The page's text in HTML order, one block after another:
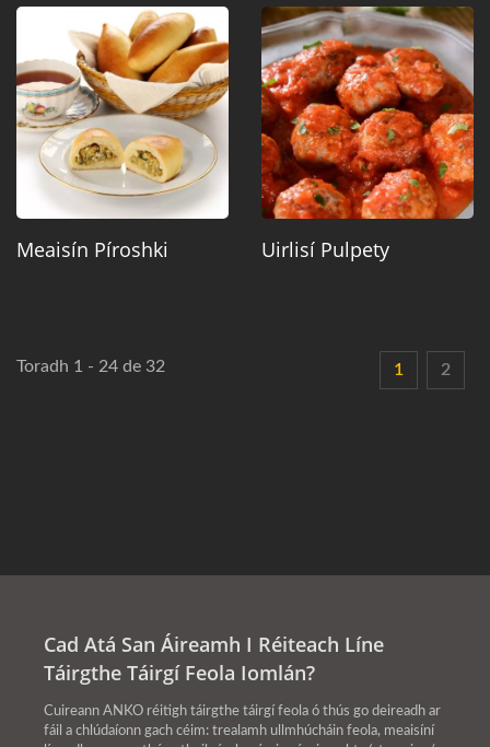
Meaisín Píroshki Uirlisí Pulpety
Toradh 1 - 24 de 32 1 2
Cad Atá San Áireamh I Réiteach Líne
Táirgthe Táirgí Feola Iomlán?
Cuireann ANKO réitigh táirgthe táirgí feola ó thús go deireadh ar
fáil a chlúdaíonn gach céim: trealamh ullmhúcháin feola, meaisíní